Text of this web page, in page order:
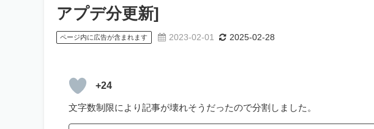
アプデ分更新]
ページ内に広告が含まれます 2023-02-01 2025-02-28
+24
文字数制限により記事が壊れそうだったので分割しました。